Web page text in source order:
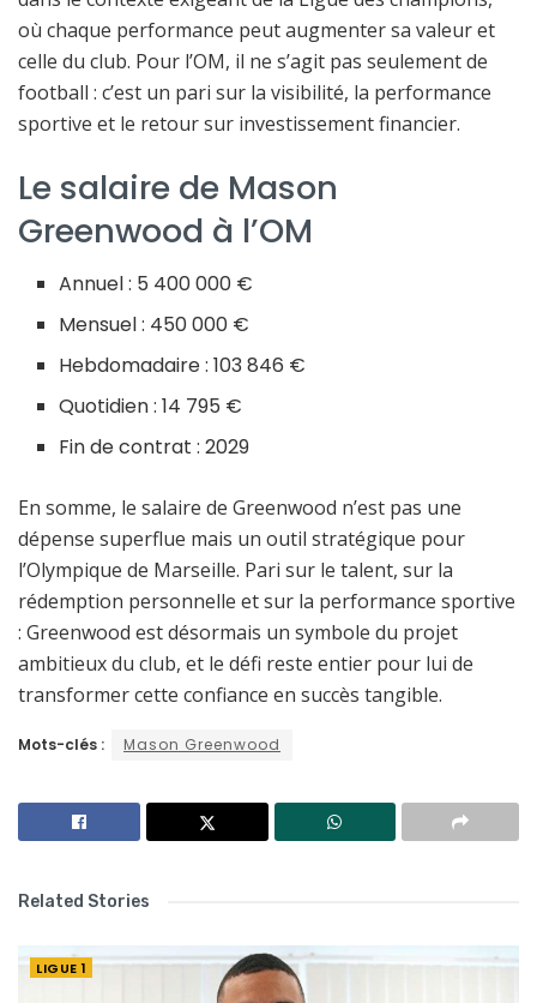
où chaque performance peut augmenter sa valeur et
celle du club. Pour l’OM, il ne s’agit pas seulement de
football : c’est un pari sur la visibilité, la performance
sportive et le retour sur investissement financier.
Le salaire de Mason
Greenwood à l’OM
Annuel : 5 400 000 €
Mensuel : 450 000 €
Hebdomadaire : 103 846 €
Quotidien : 14 795 €
Fin de contrat : 2029
En somme, le salaire de Greenwood n’est pas une
dépense superflue mais un outil stratégique pour
l’Olympique de Marseille. Pari sur le talent, sur la
rédemption personnelle et sur la performance sportive
: Greenwood est désormais un symbole du projet
ambitieux du club, et le défi reste entier pour lui de
transformer cette confiance en succès tangible.
Mots-clés : Mason Greenwood
Related Stories
LIGUE 1